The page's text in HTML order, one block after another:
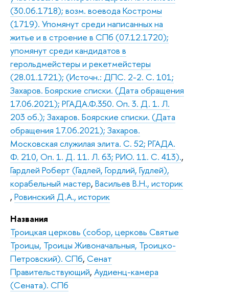
(30.06.1718); возм. воевода Костромы
(1719). Упомянут среди написанных на
житье и в строение в СПб (07.12.1720);
упомянут среди кандидатов в
герольдмейстеры и рекетмейстеры
(28.01.1721); (Источн.: ДПС. 2-2. С. 101;
Захаров. Боярские списки. (Дата обращения
17.06.2021); РГАДА.Ф.350. Оп. 3. Д. 1. Л.
203 об.); Захаров. Боярские списки. (Дата
обращения 17.06.2021); Захаров.
Московская служилая элита. С. 52; РГАДА.
Ф. 210, Оп. 1. Д. 11. Л. 63; РИО. 11. С. 413).,
Гардлей Роберт (Гадлей, Гордлий, Гудлей),
корабельный мастер, Васильев В.Н., историк
, Ровинский Д.А., историк
Названия
Троицкая церковь (собор, церковь Святые
Троицы, Троицы Живоначальныя, Троицко-
Петровский). СПб, Сенат
Правительствующий, Аудиенц-камера
(Сената). СПб